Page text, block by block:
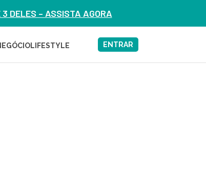
3 DELES – ASSISTA AGORA
LIFESTYLE ENTRAR